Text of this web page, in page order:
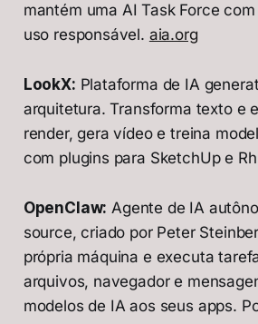
mantém uma AI Task Force
uso responsável. aia.org
LookX: Plataforma de IA
arquitetura. Transforma texto e
render, gera vídeo e treina
com plugins para SketchUp e
OpenClaw: Agente de IA
source, criado por Peter
própria máquina e executa
arquivos, navegador e
modelos de IA aos seus apps.